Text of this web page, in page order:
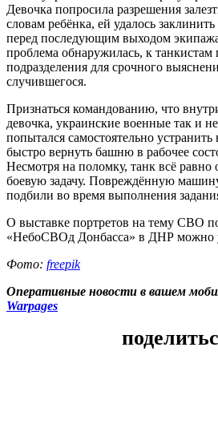
Девочка попросила разрешения
словам ребёнка, ей удалось
перед последующим выходом
проблема обнаружилась, к
подразделения для срочного
случившегося.
Признаться командованию, что
девочка, украинские военные так и
попытался самостоятельно
быстро вернуть башню в рабочее
Несмотря на поломку, танк всё
боевую задачу. Повреждённую
подбили во время выполнения
О выставке портретов на тему СВО
«НебоСВОд Донбасса» в ДНР можно
Фото: freepik
Оперативные новости в вашем
Warpages